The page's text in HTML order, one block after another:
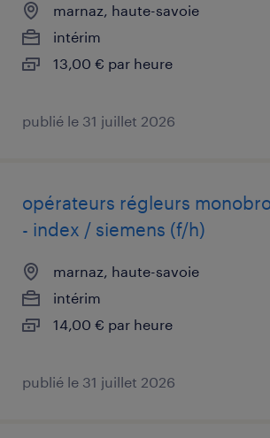
marnaz, haute-savoie
intérim
13,00 € par heure
publié le 31 juillet 2026
opérateurs régleurs
- index / siemens (f/h)
marnaz, haute-savoie
intérim
14,00 € par heure
publié le 31 juillet 2026